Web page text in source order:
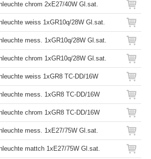
chrom 2xE27/40W Gl.sat.
weiss 1xGR10q/28W Gl.sat.
mess. 1xGR10q/28W Gl.sat.
chrom 1xGR10q/28W Gl.sat.
weiss 1xGR8 TC-DD/16W
mess. 1xGR8 TC-DD/16W
chrom 1xGR8 TC-DD/16W
mess. 1xE27/75W Gl.sat.
mattch 1xE27/75W Gl.sat.